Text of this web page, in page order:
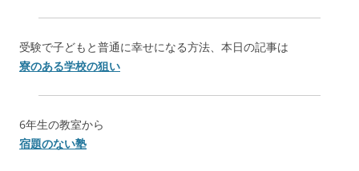
受験で子どもと普通に幸せになる方法、本日の記事は
寮のある学校の狙い
6年生の教室から
宿題のない塾